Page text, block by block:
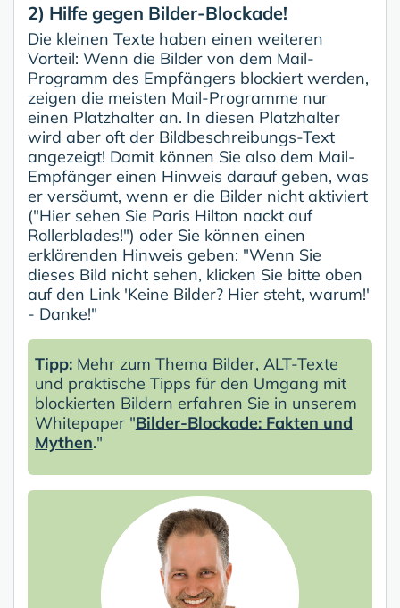
2) Hilfe gegen Bilder-Blockade!
Die kleinen Texte haben einen weiteren
Vorteil: Wenn die Bilder von dem Mail-
Programm des Empfängers blockiert werden,
zeigen die meisten Mail-Programme nur
einen Platzhalter an. In diesen Platzhalter
wird aber oft der Bildbeschreibungs-Text
angezeigt! Damit können Sie also dem Mail-
Empfänger einen Hinweis darauf geben, was
er versäumt, wenn er die Bilder nicht aktiviert
("Hier sehen Sie Paris Hilton nackt auf
Rollerblades!") oder Sie können einen
erklärenden Hinweis geben: "Wenn Sie
dieses Bild nicht sehen, klicken Sie bitte oben
auf den Link 'Keine Bilder? Hier steht, warum!'
- Danke!"
Tipp: Mehr zum Thema Bilder, ALT-Texte
und praktische Tipps für den Umgang mit
blockierten Bildern erfahren Sie in unserem
Whitepaper "Bilder-Blockade: Fakten und
Mythen."